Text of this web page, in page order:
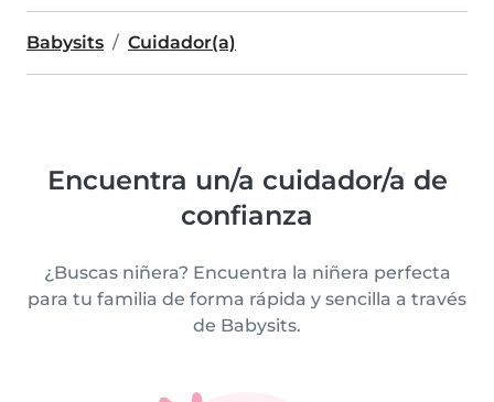
Babysits Cuidador(a)
Encuentra un/a cuidador/a de
confianza
¿Buscas niñera? Encuentra la niñera perfecta
para tu familia de forma rápida y sencilla a través
de Babysits.